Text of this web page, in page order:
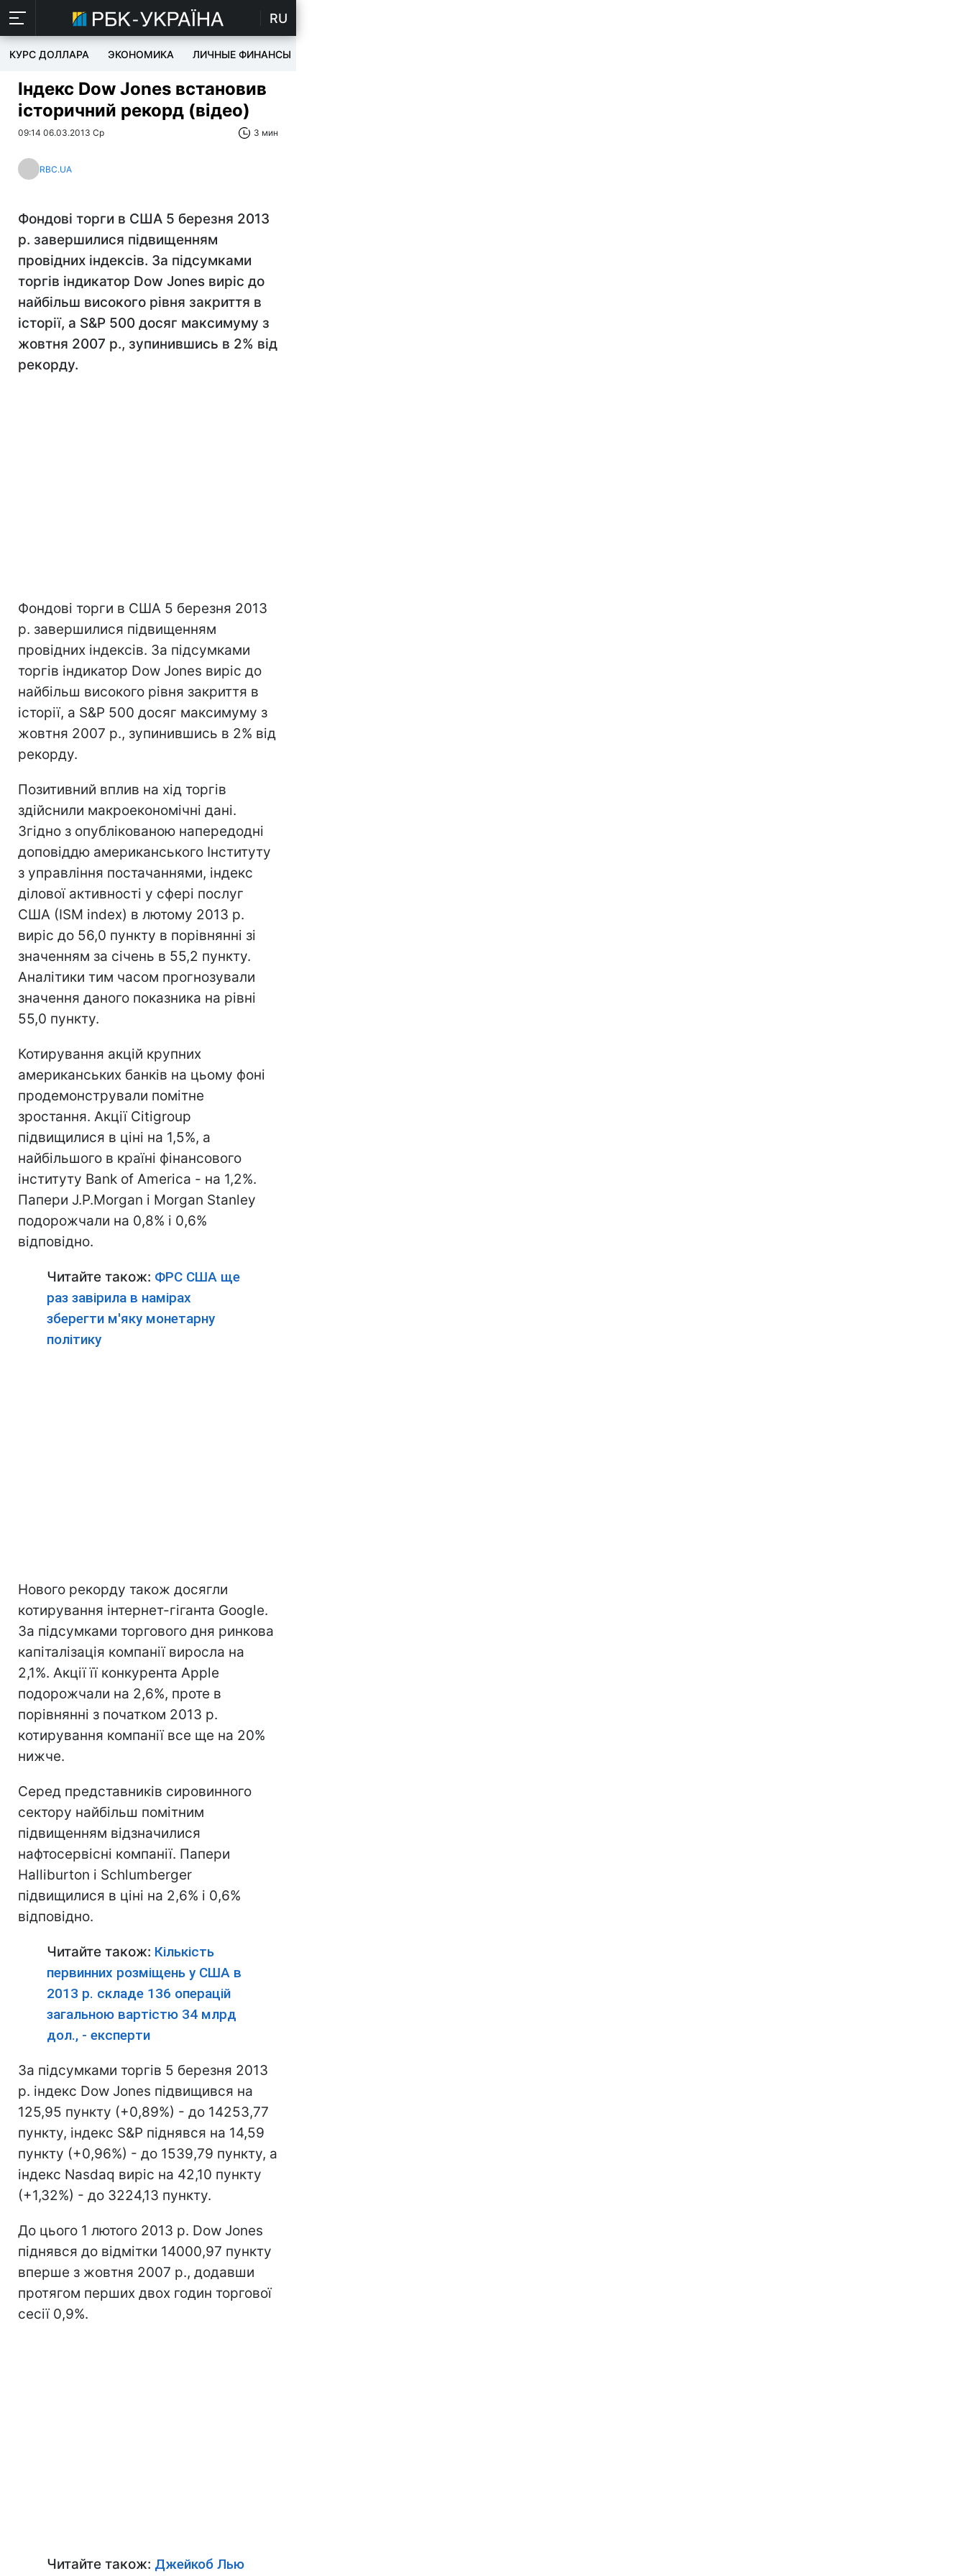
RU
КУРС ДОЛЛАРА ЭКОНОМИКА ЛИЧНЫЕ ФИНАНСЫ
Індекс Dow Jones встановив
історичний рекорд (відео)
09:14 06.03.2013 Ср 3 мин
RBC.UA
Фондові торги в США 5 березня 2013
р. завершилися підвищенням
провідних індексів. За підсумками
торгів індикатор Dow Jones виріс до
найбільш високого рівня закриття в
історії, а S&Р 500 досяг максимуму з
жовтня 2007 р., зупинившись в 2% від
рекорду.
Фондові торги в США 5 березня 2013
р. завершилися підвищенням
провідних індексів. За підсумками
торгів індикатор Dow Jones виріс до
найбільш високого рівня закриття в
історії, а S&Р 500 досяг максимуму з
жовтня 2007 р., зупинившись в 2% від
рекорду.
Позитивний вплив на хід торгів
здійснили макроекономічні дані.
Згідно з опублікованою напередодні
доповіддю американського Інституту
з управління постачаннями, індекс
ділової активності у сфері послуг
США (ISM index) в лютому 2013 р.
виріс до 56,0 пункту в порівнянні зі
значенням за січень в 55,2 пункту.
Аналітики тим часом прогнозували
значення даного показника на рівні
55,0 пункту.
Котирування акцій крупних
американських банків на цьому фоні
продемонстрували помітне
зростання. Акції Citigroup
підвищилися в ціні на 1,5%, а
найбільшого в країні фінансового
інституту Bank of America - на 1,2%.
Папери J.Р.Мorgan і Morgan Stanley
подорожчали на 0,8% і 0,6%
відповідно.
Читайте також: ФРС США ще
раз завірила в намірах
зберегти м'яку монетарну
політику
Нового рекорду також досягли
котирування інтернет-гіганта Google.
За підсумками торгового дня ринкова
капіталізація компанії виросла на
2,1%. Акції її конкурента Apple
подорожчали на 2,6%, проте в
порівнянні з початком 2013 р.
котирування компанії все ще на 20%
нижче.
Серед представників сировинного
сектору найбільш помітним
підвищенням відзначилися
нафтосервісні компанії. Папери
Halliburton і Schlumberger
підвищилися в ціні на 2,6% і 0,6%
відповідно.
Читайте також: Кількість
первинних розміщень у США в
2013 р. складе 136 операцій
загальною вартістю 34 млрд
дол., - експерти
За підсумками торгів 5 березня 2013
р. індекс Dow Jones підвищився на
125,95 пункту (+0,89%) - до 14253,77
пункту, індекс S&Р піднявся на 14,59
пункту (+0,96%) - до 1539,79 пункту, а
індекс Nasdaq виріс на 42,10 пункту
(+1,32%) - до 3224,13 пункту.
До цього 1 лютого 2013 р. Dow Jones
піднявся до відмітки 14000,97 пункту
вперше з жовтня 2007 р., додавши
протягом перших двох годин торгової
сесії 0,9%.
Читайте також: Джейкоб Лью